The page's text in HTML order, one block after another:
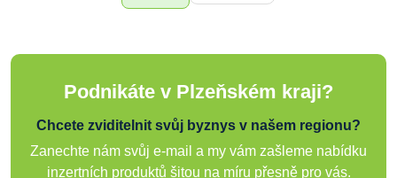
Podnikáte v Plzeňském kraji?
Chcete zviditelnit svůj byznys v našem regionu?
Zanechte nám svůj e-mail a my vám zašleme nabídku
inzertních produktů šitou na míru přesně pro vás.